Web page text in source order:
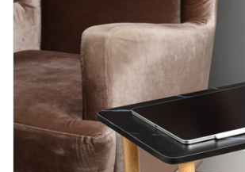
8 (4242) 30-00-72